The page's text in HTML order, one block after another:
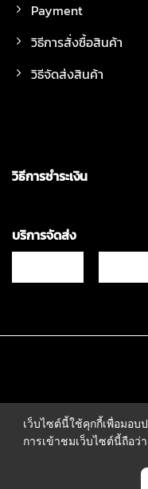
Payment
วิธีการสั่งซื้อสินค้า
วิธีจัดส่งสินค้า
วิธีการชำระเงิน
บริการจัดส่ง
เว็บไซต์นี้ใช้คุกกี้เพื่อมอ
การเข้าชมเว็บไซต์นี้ถือว่